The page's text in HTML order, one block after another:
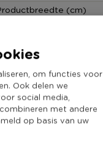
om functies voor
Ook delen we
social media,
met andere
op basis van uw
(cm)